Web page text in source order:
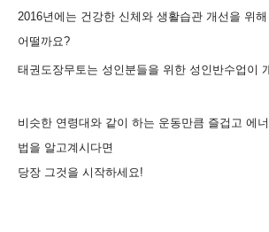
2016년에는 건강한 신체와 생활습관 개선을 위
어떨까요?
태권도장무토는 성인분들을 위한 성인반수업이
비슷한 연령대와 같이 하는 운동만큼 즐겁고 에
법을 알고계시다면
당장 그것을 시작하세요!